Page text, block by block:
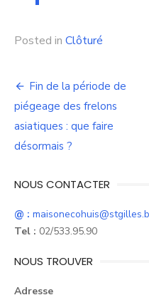
Posted in Clôturé
Navigation
de
l’article
Fin de la période de
piégeage des frelons
asiatiques : que faire
désormais ?
NOUS CONTACTER
@ :
Tel : 02/533.95.90
NOUS TROUVER
Adresse